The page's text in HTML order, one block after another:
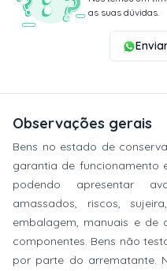
as suas dúvidas.
Observações gerais
Bens no estado de
garantia de funcionamento
podendo apresentar
amassados, riscos,
embalagem, manuais e de
componentes. Bens não
por parte do arrematante.